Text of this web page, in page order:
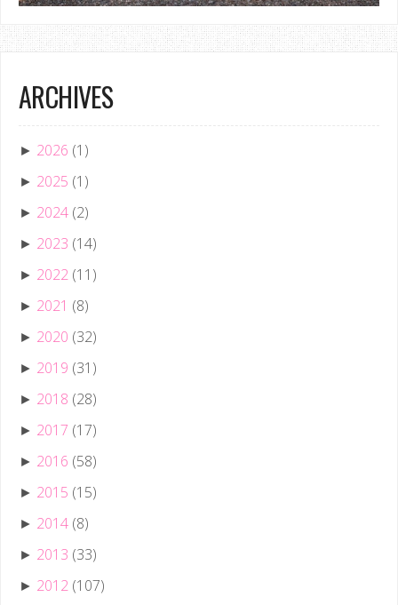
ARCHIVES
► 2026 (1)
► 2025 (1)
► 2024 (2)
► 2023 (14)
► 2022 (11)
► 2021 (8)
► 2020 (32)
► 2019 (31)
► 2018 (28)
► 2017 (17)
► 2016 (58)
► 2015 (15)
► 2014 (8)
► 2013 (33)
► 2012 (107)